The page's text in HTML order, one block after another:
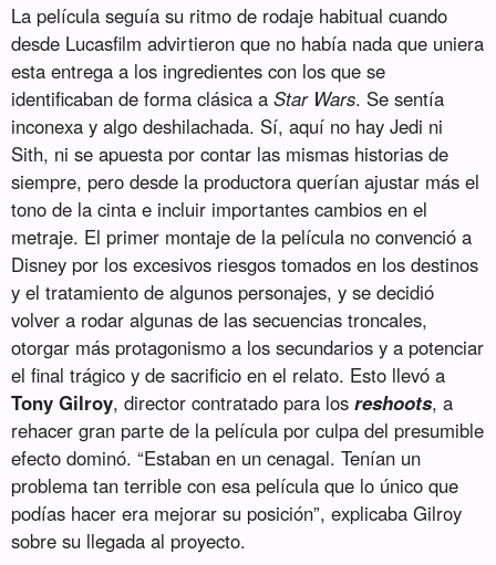
La película seguía su ritmo de rodaje habitual cuando
desde Lucasfilm advirtieron que no había nada que uniera
esta entrega a los ingredientes con los que se
identificaban de forma clásica aStar Wars. Se sentía
inconexa y algo deshilachada. Sí, aquí no hay Jedi ni
Sith, ni se apuesta por contar las mismas historias de
siempre, pero desde la productora querían ajustar más el
tono de la cinta e incluir importantes cambios en el
metraje. El primer montaje de la película no convenció a
Disney por los excesivos riesgos tomados en los destinos
y el tratamiento de algunos personajes, y se decidió
volver a rodar algunas de las secuencias troncales,
otorgar más protagonismo a los secundarios y a potenciar
el final trágico y de sacrificio en el relato. Esto llevó a
Tony Gilroy, director contratado para losreshoots, a
rehacer gran parte de la película por culpa del presumible
efecto dominó. “Estaban en un cenagal. Tenían un
problema tan terrible con esa película que lo único que
podías hacer era mejorar su posición”, explicaba Gilroy
sobre su llegada al proyecto.